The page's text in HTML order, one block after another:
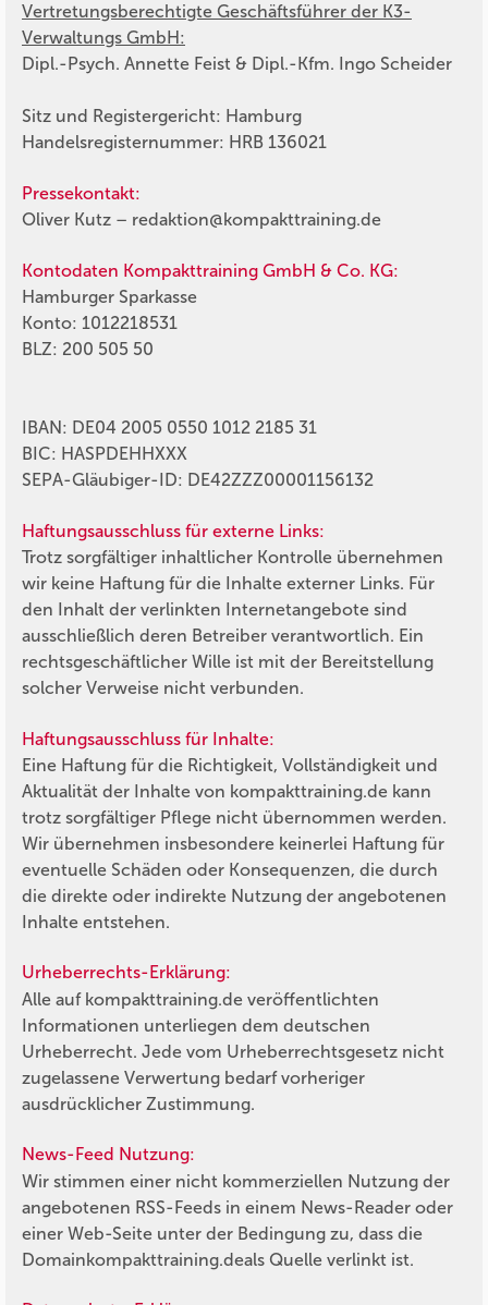
Vertretungsberechtigte Geschäftsführer der K3-
Verwaltungs GmbH:
Dipl.-Psych. Annette Feist & Dipl.-Kfm. Ingo Scheider
Sitz und Registergericht: Hamburg
Handelsregisternummer: HRB 136021
Pressekontakt:
Oliver Kutz – redaktion@kompakttraining.de
Kontodaten Kompakttraining GmbH & Co. KG:
Hamburger Sparkasse
Konto: 1012218531
BLZ: 200 505 50
IBAN: DE04 2005 0550 1012 2185 31
BIC: HASPDEHHXXX
SEPA-Gläubiger-ID: DE42ZZZ00001156132
Haftungsausschluss für externe Links:
Trotz sorgfältiger inhaltlicher Kontrolle übernehmen
wir keine Haftung für die Inhalte externer Links. Für
den Inhalt der verlinkten Internetangebote sind
ausschließlich deren Betreiber verantwortlich. Ein
rechtsgeschäftlicher Wille ist mit der Bereitstellung
solcher Verweise nicht verbunden.
Haftungsausschluss für Inhalte:
Eine Haftung für die Richtigkeit, Vollständigkeit und
Aktualität der Inhalte von kompakttraining.de kann
trotz sorgfältiger Pflege nicht übernommen werden.
Wir übernehmen insbesondere keinerlei Haftung für
eventuelle Schäden oder Konsequenzen, die durch
die direkte oder indirekte Nutzung der angebotenen
Inhalte entstehen.
Urheberrechts-Erklärung:
Alle auf kompakttraining.de veröffentlichten
Informationen unterliegen dem deutschen
Urheberrecht. Jede vom Urheberrechtsgesetz nicht
zugelassene Verwertung bedarf vorheriger
ausdrücklicher Zustimmung.
News-Feed Nutzung:
Wir stimmen einer nicht kommerziellen Nutzung der
angebotenen RSS-Feeds in einem News-Reader oder
einer Web-Seite unter der Bedingung zu, dass die
Domainkompakttraining.deals Quelle verlinkt ist.